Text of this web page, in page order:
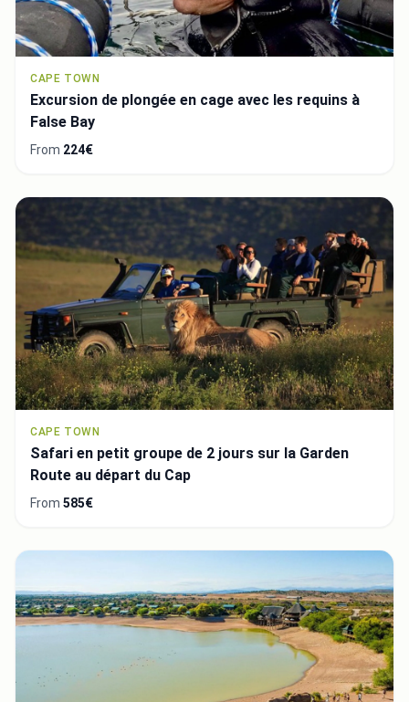
CAPE TOWN
Excursion de plongée en cage avec les requins à
False Bay
From 224€
CAPE TOWN
Safari en petit groupe de 2 jours sur la Garden
Route au départ du Cap
From 585€